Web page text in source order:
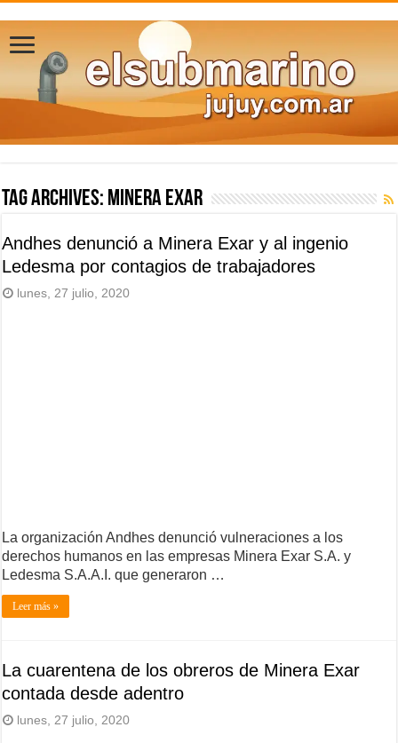
Tag Archives: Minera Exar
Andhes denunció a Minera Exar y al ingenio
Ledesma por contagios de trabajadores
lunes, 27 julio, 2020
La organización Andhes denunció vulneraciones a los
derechos humanos en las empresas Minera Exar S.A. y
Ledesma S.A.A.I. que generaron …
Leer más »
La cuarentena de los obreros de Minera Exar
contada desde adentro
lunes, 27 julio, 2020